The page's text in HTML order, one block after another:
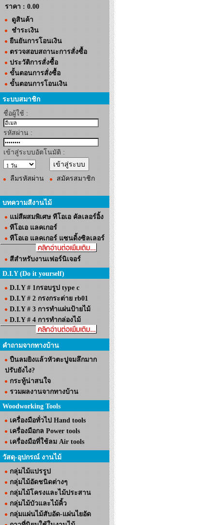
ราคา : 0.00
ดูสินค้า
ชำระเงิน
ยืนยันการโอนเงิน
ตรวจสอบสถานะการสั่งซื้อ
ประวัติการสั่งซื้อ
ขั้นตอนการสั่งซื้อ
ขั้นตอนการโอนเงิน
ระบบสมาชิก
ชื่อผู้ใช้ :
รหัสผ่าน :
เข้าสู่ระบบอัตโนมัติ :
ลืมรหัสผ่าน สมัครสมาชิก
บทความสีงานไม้
แม่สีผสมพิเศษ ทีโอเอ คัลเลอร์อิ้ง
ทีโอเอ แลคเกอร์
ทีโอเอ แลคเกอร์ แซนดิ้งซิลเลอร์
สีสำหรับงานเฟอร์นิเจอร์
D.I.Y (Do it yourself)
D.I.Y # 1กรอบรูป type c
D.I.Y # 2 กรงกระต่าย rb01
D.I.Y # 3 การทำแผ่นป้ายไม้
D.I.Y # 4 การทำกล่องไม้
คำถามจากทางบ้าน
ปืนลมยิงแล้วหัวตะปูจมลึกมาก
ปรับยังไง?
กระทู้น่าสนใจ
รวมผลงานจากทางบ้าน
Woodworking Tools
เครื่องมือทั่วไป Hand tools
เครื่องมือกล Power tools
เครื่องมือที่ใช้ลม Air tools
วัสดุ-อุปกรณ์ งานไม้
กลุ่มไม้แปรรูป
กลุ่มไม้อัดชนิดต่างๆ
กลุ่มไม้โครงและไม้ประสาน
กลุ่มไม้บัวและไม้คิ้ว
กลุ่มแผ่นไม้สับอัด-แผ่นไยอัด